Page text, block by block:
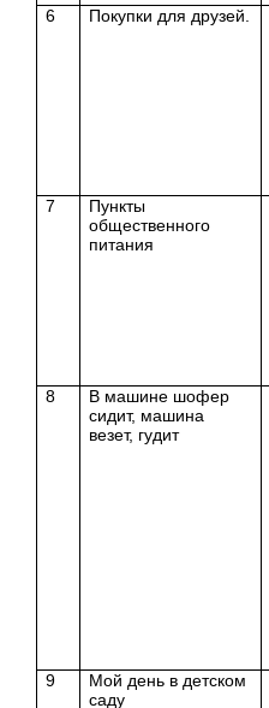
6
Покупки для друзей.
7
Пункты
общественного
питания
8
В машине шофер
сидит, машина
везет, гудит
9
Мой день в детском
саду